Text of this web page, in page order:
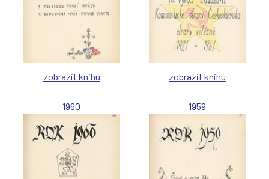
zobrazit knihu zobrazit knihu
1960 1959